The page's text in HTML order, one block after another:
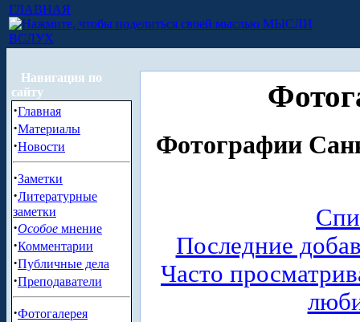
ГЛАВНАЯ
МЫСЛИ
ВСЛУХ
Навигация по
сайту
·Главная
·Материалы
·Новости
·Заметки
·Литературные
заметки
·Особое мнение
·Комментарии
·Публичные дела
·Преподаватели
·Фотогалерея
Фотографии
Последние
Часто